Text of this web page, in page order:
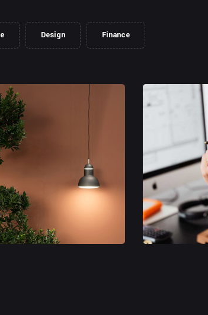
Design Finance
Branding
Opportunities